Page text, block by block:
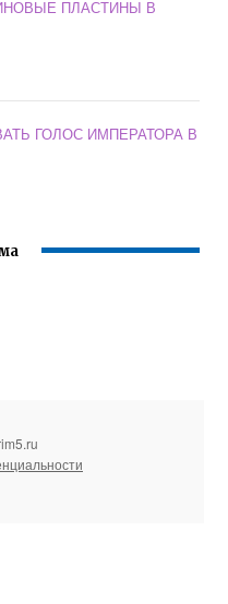
ПЛАСТИНЫ В
ГОЛОС ИМПЕРАТОРА В